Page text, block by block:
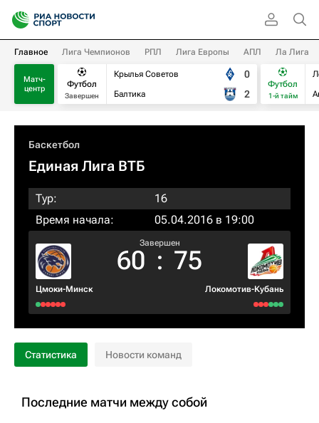
Главное Лига Чемпионов РПЛ Лига Европы АПЛ Ла Лига
Матч-
центр
Футбол
Завершен
Крылья Советов
Балтика
0
2
Футбол
1-й тайм
Баскетбол
Единая Лига ВТБ
Тур:
16
Время начала:
05.04.2016 в 19:00
Цмоки-Минск
Завершен
60 : 75
Локомотив-Кубань
Статистика Новости команд
Последние матчи между собой